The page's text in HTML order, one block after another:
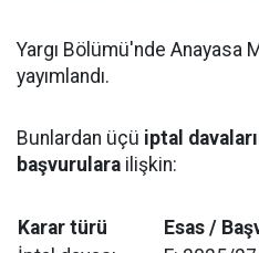
Yargı Bölümü'nde Anayasa
yayımlandı.
Bunlardan üçü iptal
başvurulara ilişkin:
Karar türü
Esas /